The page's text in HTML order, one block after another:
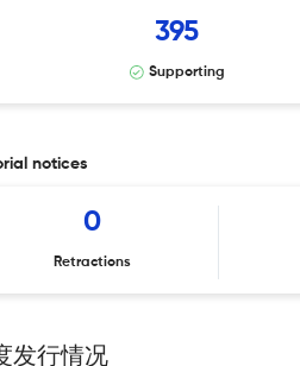
395
Supporting
notices
0
Retractions
发行情况